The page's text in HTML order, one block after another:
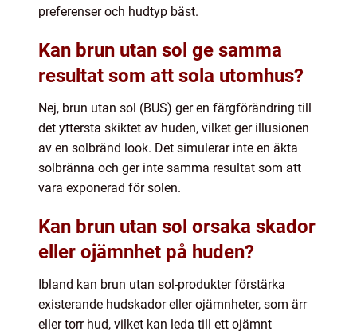
preferenser och hudtyp bäst.
Kan brun utan sol ge samma
resultat som att sola utomhus?
Nej, brun utan sol (BUS) ger en färgförändring till
det yttersta skiktet av huden, vilket ger illusionen
av en solbränd look. Det simulerar inte en äkta
solbränna och ger inte samma resultat som att
vara exponerad för solen.
Kan brun utan sol orsaka skador
eller ojämnhet på huden?
Ibland kan brun utan sol-produkter förstärka
existerande hudskador eller ojämnheter, som ärr
eller torr hud, vilket kan leda till ett ojämnt